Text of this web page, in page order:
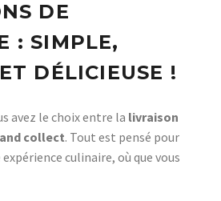
DE
: SIMPLE,
DÉLICIEUSE !
avez le choix entre la livraison
collect. Tout est pensé pour
culinaire, où que vous